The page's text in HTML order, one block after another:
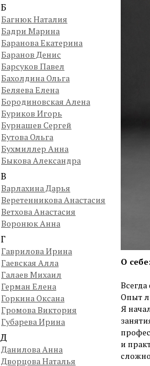
Б
Багнюк Наталия
Бадри Марина
Баранова Екатерина
Баранов Денис
Барсуков Павел
Бахолдина Ольга
Беляева Елена
Бородиновская Алена
Буриков Игорь
Бурнашев Сергей
Бутова Ольга
Бухмиллер Анна
Быкова Александра
В
Варлахина Дарья
Веретенникова Анастасия
Ветхова Анастасия
Воронюк Анна
Г
Гаврилова Ирина
Гаевская Алла
Галаев Михаил
Герман Елена
Горкина Оксана
Громова Виктория
Губарева Ирина
Д
Данилова Анна
Дворцова Наталья
О себе:
Опыт
Я
и